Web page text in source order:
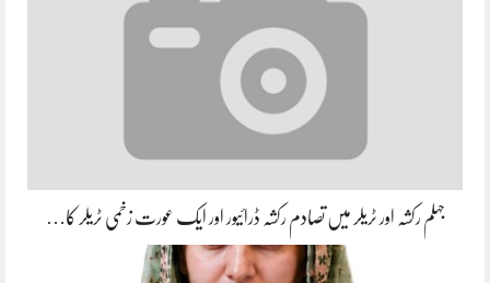
جہلم رکشہ اور ٹریلر میں تصادم رکشہ ڈرائیور اور ایک عورت زخمی ٹریلر کا…